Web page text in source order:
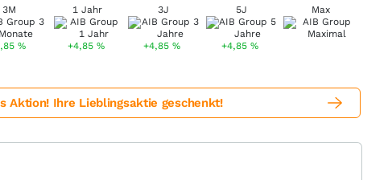
3M
%
1 Jahr
+4,85 %
3J
+4,85%
5J
+4,85 %
Max
Aktion! Ihre Lieblingsaktie geschenkt!